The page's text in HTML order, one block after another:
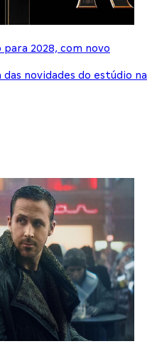
2028, com novo
novidades do estúdio na